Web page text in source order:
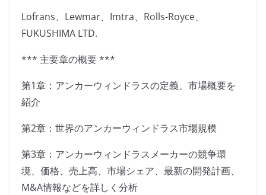
Lofrans、Lewmar、Imtra、Rolls-Royce、
FUKUSHIMA LTD.
*** 主要章の概要 ***
第1章：アンカーウィンドラスの定義、市場概要を
紹介
第2章：世界のアンカーウィンドラス市場規模
第3章：アンカーウィンドラスメーカーの競争環
境、価格、売上高、市場シェア、最新の開発計画、
M&A情報などを詳しく分析